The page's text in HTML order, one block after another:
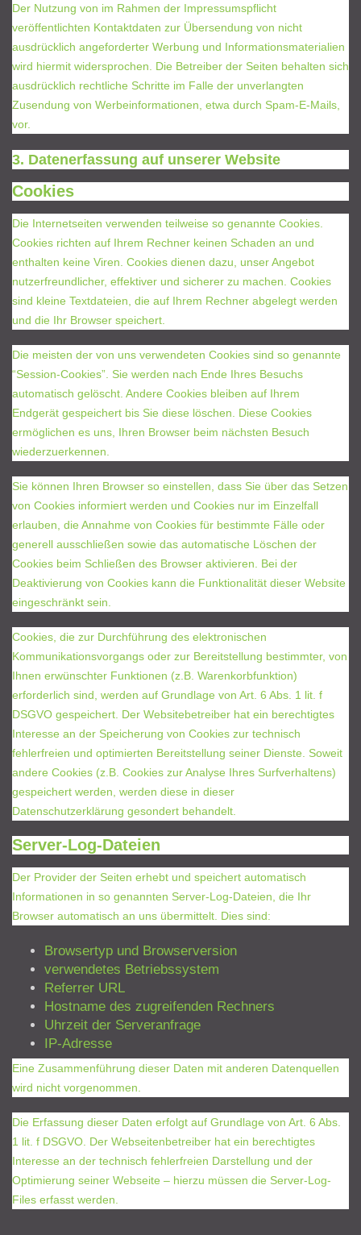
Der Nutzung von im Rahmen der Impressumspflicht
veröffentlichten Kontaktdaten zur Übersendung von nicht
ausdrücklich angeforderter Werbung und Informationsmaterialien
wird hiermit widersprochen. Die Betreiber der Seiten behalten sich
ausdrücklich rechtliche Schritte im Falle der unverlangten
Zusendung von Werbeinformationen, etwa durch Spam-E-Mails,
vor.
3. Datenerfassung auf unserer Website
Cookies
Die Internetseiten verwenden teilweise so genannte Cookies.
Cookies richten auf Ihrem Rechner keinen Schaden an und
enthalten keine Viren. Cookies dienen dazu, unser Angebot
nutzerfreundlicher, effektiver und sicherer zu machen. Cookies
sind kleine Textdateien, die auf Ihrem Rechner abgelegt werden
und die Ihr Browser speichert.
Die meisten der von uns verwendeten Cookies sind so genannte
“Session-Cookies”. Sie werden nach Ende Ihres Besuchs
automatisch gelöscht. Andere Cookies bleiben auf Ihrem
Endgerät gespeichert bis Sie diese löschen. Diese Cookies
ermöglichen es uns, Ihren Browser beim nächsten Besuch
wiederzuerkennen.
Sie können Ihren Browser so einstellen, dass Sie über das Setzen
von Cookies informiert werden und Cookies nur im Einzelfall
erlauben, die Annahme von Cookies für bestimmte Fälle oder
generell ausschließen sowie das automatische Löschen der
Cookies beim Schließen des Browser aktivieren. Bei der
Deaktivierung von Cookies kann die Funktionalität dieser Website
eingeschränkt sein.
Cookies, die zur Durchführung des elektronischen
Kommunikationsvorgangs oder zur Bereitstellung bestimmter, von
Ihnen erwünschter Funktionen (z.B. Warenkorbfunktion)
erforderlich sind, werden auf Grundlage von Art. 6 Abs. 1 lit. f
DSGVO gespeichert. Der Websitebetreiber hat ein berechtigtes
Interesse an der Speicherung von Cookies zur technisch
fehlerfreien und optimierten Bereitstellung seiner Dienste. Soweit
andere Cookies (z.B. Cookies zur Analyse Ihres Surfverhaltens)
gespeichert werden, werden diese in dieser
Datenschutzerklärung gesondert behandelt.
Server-Log-Dateien
Der Provider der Seiten erhebt und speichert automatisch
Informationen in so genannten Server-Log-Dateien, die Ihr
Browser automatisch an uns übermittelt. Dies sind:
Browsertyp und Browserversion
verwendetes Betriebssystem
Referrer URL
Hostname des zugreifenden Rechners
Uhrzeit der Serveranfrage
IP-Adresse
Eine Zusammenführung dieser Daten mit anderen Datenquellen
wird nicht vorgenommen.
Die Erfassung dieser Daten erfolgt auf Grundlage von Art. 6 Abs.
1 lit. f DSGVO. Der Webseitenbetreiber hat ein berechtigtes
Interesse an der technisch fehlerfreien Darstellung und der
Optimierung seiner Webseite – hierzu müssen die Server-Log-
Files erfasst werden.